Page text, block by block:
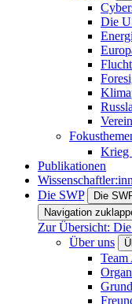
Die
Krieg
Publikationen
Die SWP
Die
Navigation
Zur Übersicht:
Über uns
Team